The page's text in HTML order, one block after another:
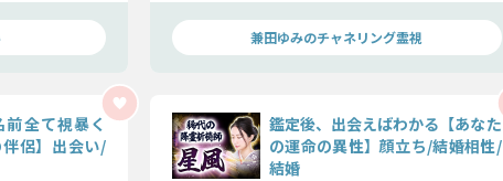
兼田ゆみのチャネリング霊視
全て視暴く
伴侶】出会い/
鑑定後、出会えばわかる【あなた
の運命の異性】顔立ち/結婚相性/
結婚